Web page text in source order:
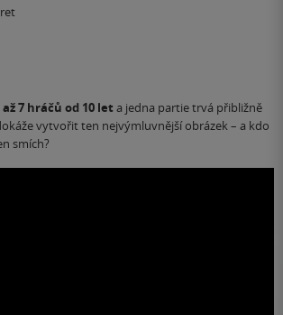
7 hráčů od 10 let a jedna partie trvá přibližně
vytvořit ten nejvýmluvnější obrázek – a kdo
smích?